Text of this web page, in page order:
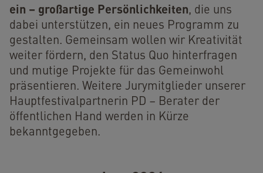
ein – großartige Persönlichkeiten, die uns
dabei unterstützen, ein neues Programm zu
gestalten. Gemeinsam wollen wir Kreativität
weiter fördern, den Status Quo hinterfragen
und mutige Projekte für das Gemeinwohl
präsentieren. Weitere Jurymitglieder unserer
Hauptfestivalpartnerin PD – Berater der
öffentlichen Hand werden in Kürze
bekanntgegeben.